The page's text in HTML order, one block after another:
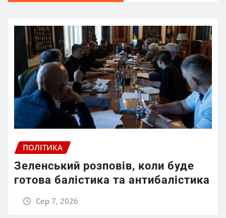
ПОЛІТИКА
Зеленський розповів, коли буде
готова балістика та антибалістика
Сер 7, 2026